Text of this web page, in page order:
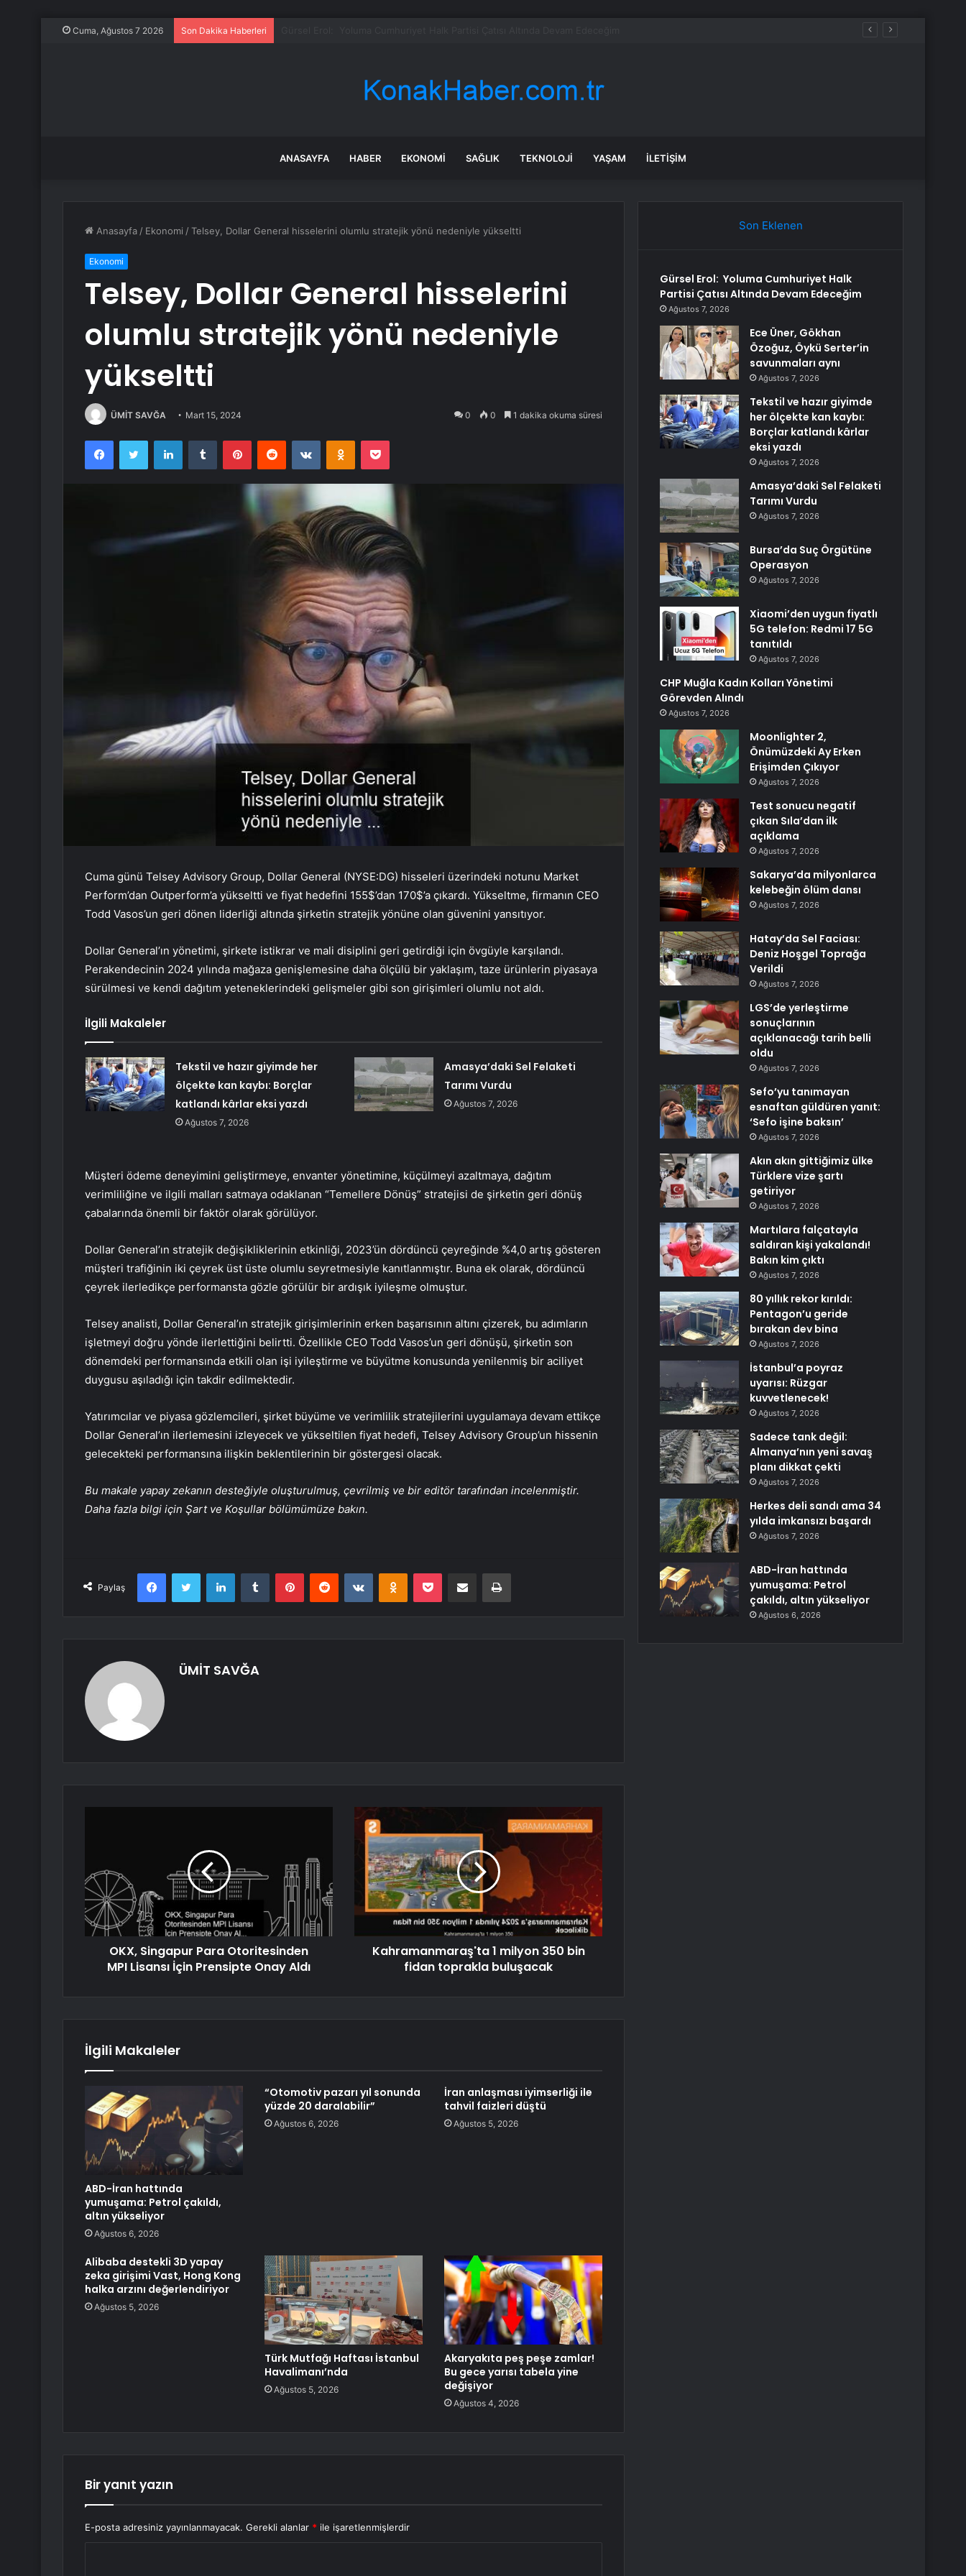
Cuma, Ağustos 7 2026 Son Dakika Haberleri
ANASAYFA HABER EKONOMI SAĞLIK TEKNOLOJI YAŞAM İLETIŞIM
Anasayfa / Ekonomi /Telsey, Dollar General hisselerini olumlu stratejik yönü nedeniyle yükseltti
Ekonomi
Telsey, Dollar General hisselerini
olumlu stratejik yönü nedeniyle
yükseltti
ÜMİT SAVĞA Mart 15, 2024 0 0 1 dakika okuma süresi
FacebookTwitter LinkedInTumblr PinterestReddit VKontakteOdnoklassniki
Pocket
Cuma günü Telsey Advisory Group, Dollar General (NYSE:DG) hisseleri üzerindeki notunu Market
Perform’dan Outperform’a yükseltti ve fiyat hedefini 155$’dan 170$’a çıkardı. Yükseltme, firmanın CEO
Todd Vasos’un geri dönen liderliği altında şirketin stratejik yönüne olan güvenini yansıtıyor.
Dollar General’ın yönetimi, şirkete istikrar ve mali disiplini geri getirdiği için övgüyle karşılandı.
Perakendecinin 2024 yılında mağaza genişlemesine daha ölçülü bir yaklaşım, taze ürünlerin piyasaya
sürülmesi ve kendi dağıtım yeteneklerindeki gelişmeler gibi son girişimleri olumlu not aldı.
İlgili Makaleler
Tekstil ve hazır giyimde her
ölçekte kan kaybı: Borçlar
katlandı kârlar eksi yazdı
Ağustos 7, 2026
Amasya’daki Sel Felaketi
Tarımı Vurdu
Ağustos 7, 2026
Müşteri ödeme deneyimini geliştirmeye, envanter yönetimine, küçülmeyi azaltmaya, dağıtım
verimliliğine ve ilgili malları satmaya odaklanan “Temellere Dönüş” stratejisi de şirketin geri dönüş
çabalarında önemli bir faktör olarak görülüyor.
Dollar General’ın stratejik değişikliklerinin etkinliği, 2023’ün dördüncü çeyreğinde %4,0 artış gösteren
müşteri trafiğinin iki çeyrek üst üste olumlu seyretmesiyle kanıtlanmıştır. Buna ek olarak, dördüncü
çeyrek ilerledikçe performansta gözle görülür bir ardışık iyileşme olmuştur.
Telsey analisti, Dollar General’ın stratejik girişimlerinin erken başarısının altını çizerek, bu adımların
işletmeyi doğru yönde ilerlettiğini belirtti. Özellikle CEO Todd Vasos’un geri dönüşü, şirketin son
dönemdeki performansında etkili olan işi iyileştirme ve büyütme konusunda yenilenmiş bir aciliyet
duygusu aşıladığı için takdir edilmektedir.
Yatırımcılar ve piyasa gözlemcileri, şirket büyüme ve verimlilik stratejilerini uygulamaya devam ettikçe
Dollar General’ın ilerlemesini izleyecek ve yükseltilen fiyat hedefi, Telsey Advisory Group’un hissenin
gelecekteki performansına ilişkin beklentilerinin bir göstergesi olacak.
Bu makale yapay zekanın desteğiyle oluşturulmuş, çevrilmiş ve bir editör tarafından incelenmiştir.
Daha fazla bilgi için Şart ve Koşullar bölümümüze bakın.
Paylaş
FacebookTwitter LinkedInTumblr PinterestReddit VKontakteOdnoklassniki
Pocket E-Posta ile paylaş Yazdır
ÜMİT SAVĞA
OKX, Singapur Para Otoritesinden
MPI Lisansı İçin Prensipte Onay Aldı
Kahramanmaraş'ta 1 milyon 350 bin
fidan toprakla buluşacak
İlgili Makaleler
ABD-İran hattında
yumuşama: Petrol çakıldı,
altın yükseliyor
Ağustos 6, 2026
“Otomotiv pazarı yıl sonunda
yüzde 20 daralabilir”
Ağustos 6, 2026
İran anlaşması iyimserliği ile
tahvil faizleri düştü
Ağustos 5, 2026
Alibaba destekli 3D yapay
zeka girişimi Vast, Hong Kong
halka arzını değerlendiriyor
Ağustos 5, 2026
Türk Mutfağı Haftası İstanbul
Havalimanı’nda
Ağustos 5, 2026
Akaryakıta peş peşe zamlar!
Bu gece yarısı tabela yine
değişiyor
Ağustos 4, 2026
Bir yanıt yazın
E-posta adresiniz yayınlanmayacak. Gerekli alanlar * ile işaretlenmişlerdir
Son Eklenen
Gürsel Erol: Yoluma Cumhuriyet Halk
Partisi Çatısı Altında Devam Edeceğim
Ağustos 7, 2026
Ece Üner, Gökhan
Özoğuz, Öykü Serter’in
savunmaları aynı
Ağustos 7, 2026
Tekstil ve hazır giyimde
her ölçekte kan kaybı:
Borçlar katlandı kârlar
eksi yazdı
Ağustos 7, 2026
Amasya’daki Sel Felaketi
Tarımı Vurdu
Ağustos 7, 2026
Bursa’da Suç Örgütüne
Operasyon
Ağustos 7, 2026
Xiaomi’den uygun fiyatlı
5G telefon: Redmi 17 5G
tanıtıldı
Ağustos 7, 2026
CHP Muğla Kadın Kolları Yönetimi
Görevden Alındı
Ağustos 7, 2026
Moonlighter 2,
Önümüzdeki Ay Erken
Erişimden Çıkıyor
Ağustos 7, 2026
Test sonucu negatif
çıkan Sıla’dan ilk
açıklama
Ağustos 7, 2026
Sakarya’da milyonlarca
kelebeğin ölüm dansı
Ağustos 7, 2026
Hatay’da Sel Faciası:
Deniz Hoşgel Toprağa
Verildi
Ağustos 7, 2026
LGS’de yerleştirme
sonuçlarının
açıklanacağı tarih belli
oldu
Ağustos 7, 2026
Sefo’yu tanımayan
esnaftan güldüren yanıt:
‘Sefo işine baksın’
Ağustos 7, 2026
Akın akın gittiğimiz ülke
Türklere vize şartı
getiriyor
Ağustos 7, 2026
Martılara falçatayla
saldıran kişi yakalandı!
Bakın kim çıktı
Ağustos 7, 2026
80 yıllık rekor kırıldı:
Pentagon’u geride
bırakan dev bina
Ağustos 7, 2026
İstanbul’a poyraz
uyarısı: Rüzgar
kuvvetlenecek!
Ağustos 7, 2026
Sadece tank değil:
Almanya’nın yeni savaş
planı dikkat çekti
Ağustos 7, 2026
Herkes deli sandı ama 34
yılda imkansızı başardı
Ağustos 7, 2026
ABD-İran hattında
yumuşama: Petrol
çakıldı, altın yükseliyor
Ağustos 6, 2026